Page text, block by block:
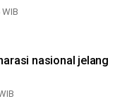
nasional jelang